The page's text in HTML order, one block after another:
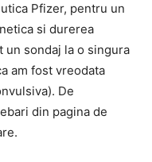
Pfizer, pentru un
si durerea
un sondaj la o singura
am fost vreodata
De
din pagina de